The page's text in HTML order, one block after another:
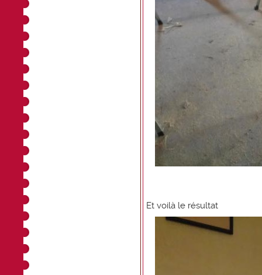
Et voilà le résultat